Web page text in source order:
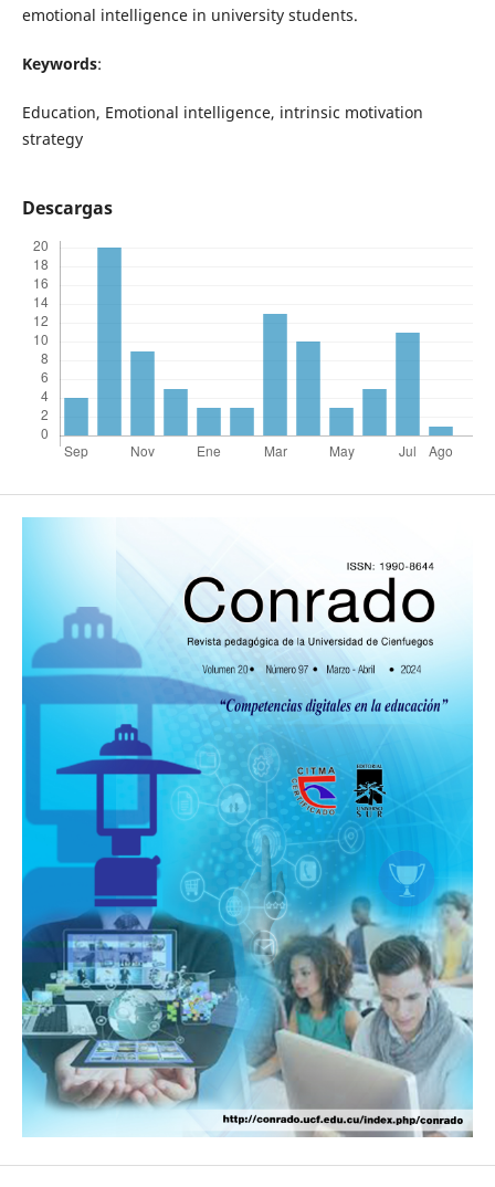
emotional intelligence in university students.
Keywords:
Education, Emotional intelligence, intrinsic motivation
strategy
Descargas